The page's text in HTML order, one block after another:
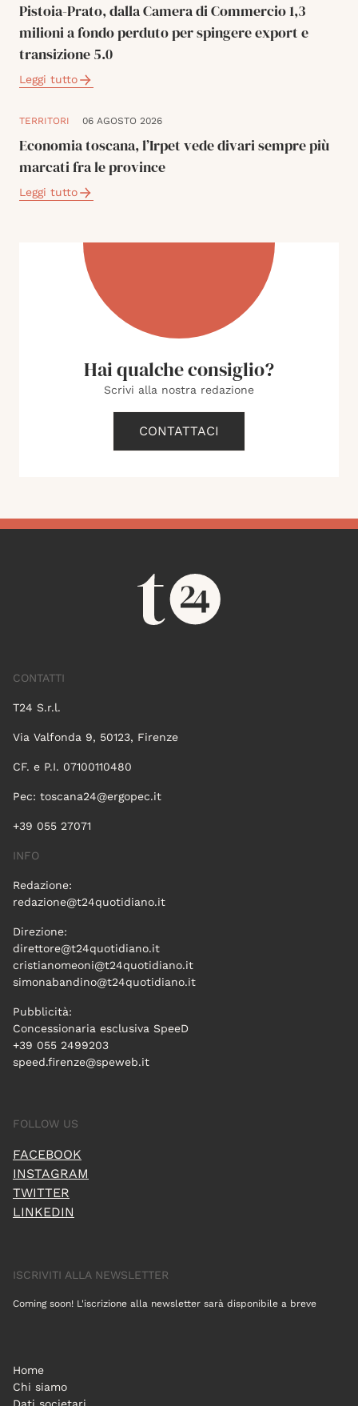
Pistoia-Prato, dalla Camera di Commercio 1,3
milioni a fondo perduto per spingere export e
transizione 5.0
Leggi tutto
TERRITORI 06 AGOSTO 2026
Economia toscana, l’Irpet vede divari sempre più
marcati fra le province
Leggi tutto
Hai qualche consiglio?
Scrivi alla nostra redazione
CONTATTACI
CONTATTI
T24 S.r.l.
Via Valfonda 9, 50123, Firenze
CF. e P.I. 07100110480
Pec: toscana24@ergopec.it
+39 055 27071
INFO
Redazione:
redazione@t24quotidiano.it
Direzione:
direttore@t24quotidiano.it
cristianomeoni@t24quotidiano.it
simonabandino@t24quotidiano.it
Pubblicità:
Concessionaria esclusiva SpeeD
+39 055 2499203
speed.firenze@speweb.it
FOLLOW US
FACEBOOK
INSTAGRAM
TWITTER
LINKEDIN
ISCRIVITI ALLA NEWSLETTER
Coming soon! L'iscrizione alla newsletter sarà disponibile a breve
Home
Chi siamo